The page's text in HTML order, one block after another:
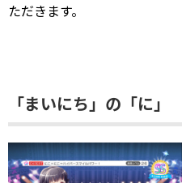
ただきます。
「まいにち」の「に」